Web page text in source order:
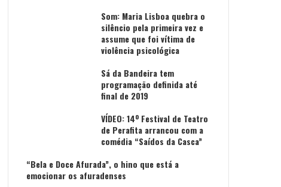
Som: Maria Lisboa quebra o
silêncio pela primeira vez e
assume que foi vítima de
violência psicológica
Sá da Bandeira tem
programação definida até
final de 2019
VÍDEO: 14º Festival de Teatro
de Perafita arrancou com a
comédia “Saídos da Casca”
“Bela e Doce Afurada”, o hino que está a
emocionar os afuradenses